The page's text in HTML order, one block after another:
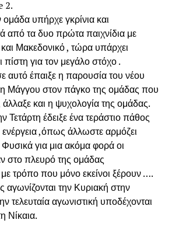
2.
υπήρχε γκρίνια και
από τα δυο πρώτα παιχνίδια με
Μακεδονικό , τώρα υπάρχει
για τον μεγάλο στόχο .
αυτό έπαιξε η παρουσία του νέου
Μάγγου στον πάγκο της ομάδας που
και η ψυχολογία της ομάδας.
Τετάρτη έδειξε ένα τεράστιο πάθος
ενέργεια ,όπως άλλωστε αρμόζει
Φυσικά για μια ακόμα φορά οι
στο πλευρό της ομάδας
με τρόπο που μόνο εκείνοι ξέρουν ….
αγωνίζονται την Κυριακή στην
τελευταία αγωνιστική υποδέχονται
Νίκαια.